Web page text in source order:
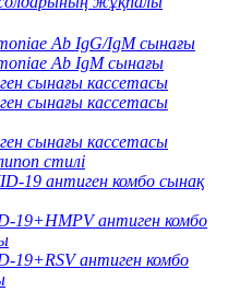
Ab IgG/IgM сынағы
Ab IgM сынағы
сынағы кассетасы
сынағы кассетасы
сынағы кассетасы
стилі
19 антиген комбо сынақ
19+HMPV антиген комбо
19+RSV антиген комбо